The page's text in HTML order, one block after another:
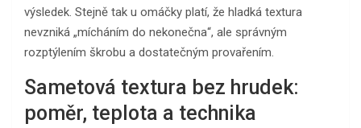
výsledek. Stejně tak u omáčky platí, že hladká textura
nevzniká „mícháním do nekonečna“, ale správným
rozptýlením škrobu a dostatečným provařením.
Sametová textura bez hrudek:
poměr, teplota a technika